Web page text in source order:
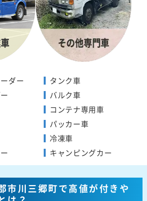
ダー
タンク車
バルク車
コンテナ専用車
パッカー車
冷凍車
キャンピングカー
市川三郷町で高値が付きや